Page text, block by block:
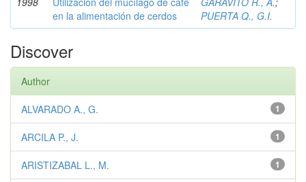
en la alimentación de cerdos
PUERTA Q., G.I.
Discover
Author
1
ALVARADO A., G.
1
ARCILA P., J.
1
ARISTIZABAL L., M.